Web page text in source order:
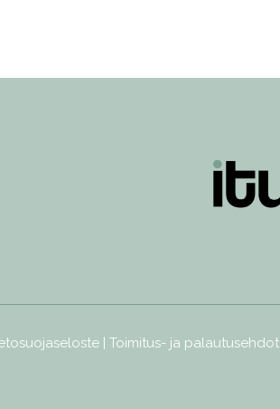
| Toimitus- ja palautusehdot